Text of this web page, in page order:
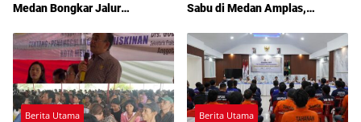
Medan Bongkar Jalur
Sabu di Medan Amplas,
Berita Utama Berita Utama